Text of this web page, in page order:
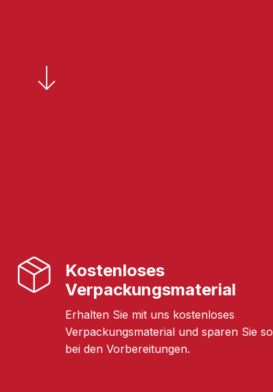
Kostenloses
Verpackungsmaterial
Erhalten Sie mit uns kostenloses
Verpackungsmaterial und sparen Sie so
bei den Vorbereitungen.